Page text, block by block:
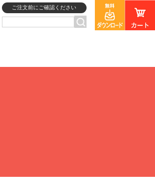
ご注文前にご確認ください